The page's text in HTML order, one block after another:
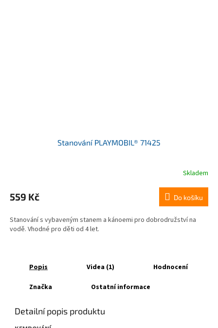
Stanování PLAYMOBIL® 71425
Skladem
559 Kč Do košíku
Stanování s vybaveným stanem a kánoemi pro dobrodružství na
vodě. Vhodné pro děti od 4 let.
Popis Videa (1) Hodnocení
Značka Ostatní informace
Detailní popis produktu